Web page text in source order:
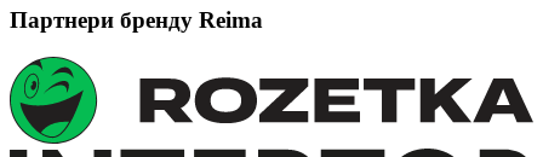
Партнери бренду Reima